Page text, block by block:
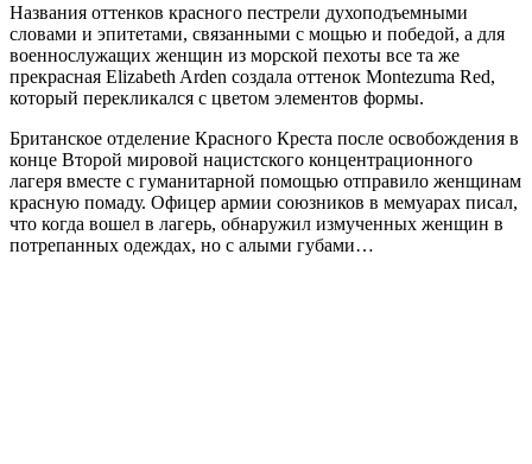
Названия оттенков красного пестрели духоподъемными
словами и эпитетами, связанными с мощью и победой, а для
военнослужащих женщин из морской пехоты все та же
прекрасная Elizabeth Arden создала оттенок Montezuma Red,
который перекликался с цветом элементов формы.
Британское отделение Красного Креста после освобождения в
конце Второй мировой нацистского концентрационного
лагеря вместе с гуманитарной помощью отправило женщинам
красную помаду. Офицер армии союзников в мемуарах писал,
что когда вошел в лагерь, обнаружил измученных женщин в
потрепанных одеждах, но с алыми губами…